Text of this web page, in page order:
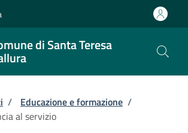
di Santa Teresa
pane
/ Educazione e formazione /
al servizio